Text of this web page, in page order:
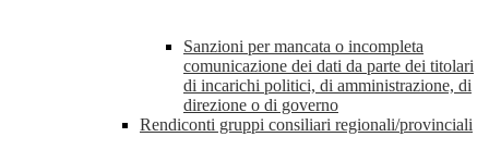
Sanzioni per mancata o incompleta
comunicazione dei dati da parte dei titolari
di incarichi politici, di amministrazione, di
direzione o di governo
Rendiconti gruppi consiliari regionali/provinciali